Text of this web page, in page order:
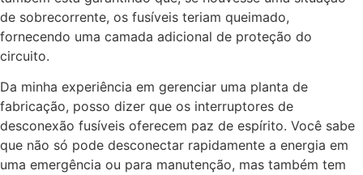
de sobrecorrente, os fusíveis teriam queimado,
fornecendo uma camada adicional de proteção do
circuito.
Da minha experiência em gerenciar uma planta de
fabricação, posso dizer que os interruptores de
desconexão fusíveis oferecem paz de espírito. Você sabe
que não só pode desconectar rapidamente a energia em
uma emergência ou para manutenção, mas também tem